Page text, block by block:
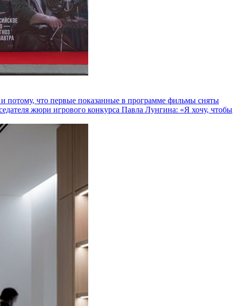
потому, что первые показанные в программе фильмы сняты
жюри игрового конкурса Павла Лунгина: «Я хочу, чтобы